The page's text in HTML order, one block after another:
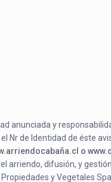
anunciada y
Nr de Identidad de éste
o
arriendo, difusión, y
y Vegetales